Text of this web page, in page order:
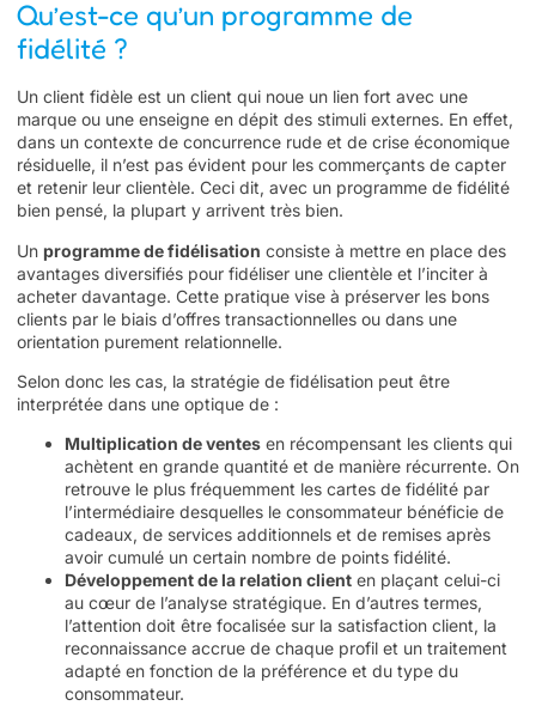
Qu’est-ce qu’un programme de
fidélité ?
Un client fidèle est un client qui noue un lien fort avec une
marque ou une enseigne en dépit des stimuli externes. En effet,
dans un contexte de concurrence rude et de crise économique
résiduelle, il n’est pas évident pour les commerçants de capter
et retenir leur clientèle. Ceci dit, avec un programme de fidélité
bien pensé, la plupart y arrivent très bien.
Un programme de fidélisation consiste à mettre en place des
avantages diversifiés pour fidéliser une clientèle et l’inciter à
acheter davantage. Cette pratique vise à préserver les bons
clients par le biais d’offres transactionnelles ou dans une
orientation purement relationnelle.
Selon donc les cas, la stratégie de fidélisation peut être
interprétée dans une optique de :
Multiplication de ventes en récompensant les clients qui
achètent en grande quantité et de manière récurrente. On
retrouve le plus fréquemment les cartes de fidélité par
l’intermédiaire desquelles le consommateur bénéficie de
cadeaux, de services additionnels et de remises après
avoir cumulé un certain nombre de points fidélité.
Développement de la relation client en plaçant celui-ci
au cœur de l’analyse stratégique. En d’autres termes,
l’attention doit être focalisée sur la satisfaction client, la
reconnaissance accrue de chaque profil et un traitement
adapté en fonction de la préférence et du type du
consommateur.